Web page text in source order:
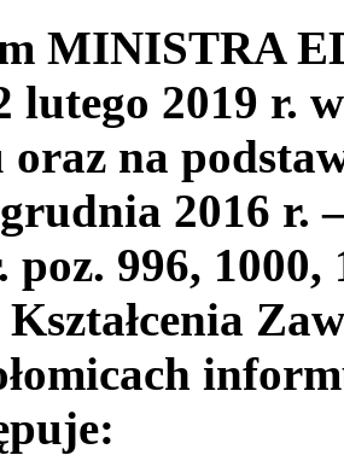
MINISTRA
2019 r.
na
2016 r.
996, 1000,